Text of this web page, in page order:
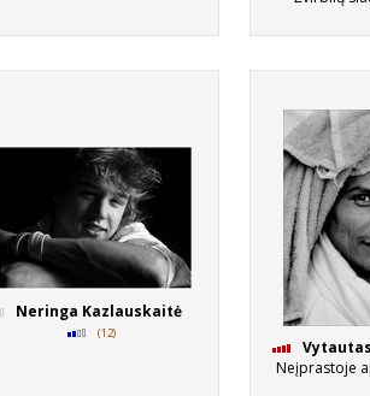
Neringa Kazlauskaitė
(12)
Neįprastoje